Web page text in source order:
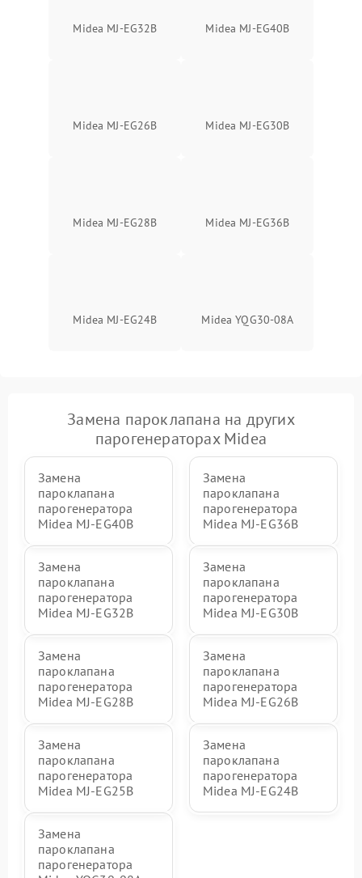
Midea MJ-EG32B Midea MJ-EG40B
Midea MJ-EG26B Midea MJ-EG30B
Midea MJ-EG28B Midea MJ-EG36B
Midea MJ-EG24B Midea YQG30-08A
Замена пароклапана на других
парогенераторах Midea
Замена
пароклапана
парогенератора
Midea MJ-EG40B
Замена
пароклапана
парогенератора
Midea MJ-EG36B
Замена
пароклапана
парогенератора
Midea MJ-EG32B
Замена
пароклапана
парогенератора
Midea MJ-EG30B
Замена
пароклапана
парогенератора
Midea MJ-EG28B
Замена
пароклапана
парогенератора
Midea MJ-EG26B
Замена
пароклапана
парогенератора
Midea MJ-EG25B
Замена
пароклапана
парогенератора
Midea MJ-EG24B
Замена
пароклапана
парогенератора